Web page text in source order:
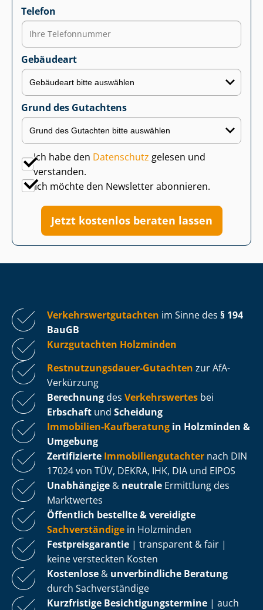
Telefon
Gebäudeart
Grund des Gutachtens
Ich habe den Datenschutz gelesen und
verstanden.
Ich möchte den Newsletter abonnieren.
Jetzt kostenlos beraten lassen
Ver­kehrs­wert­gut­ach­ten im Sinne des § 194
BauGB
Kurzgutachten Holzminden
Rest­nut­zungs­dau­er-Gutachten zur AfA-
Verkürzung
Berechnung des Verkehrswertes bei
Erbschaft und Scheidung
Immobilien-Kaufberatung in Holzminden &
Umgebung
Zertifizierte Im­mo­bi­li­en­gut­ach­ter nach DIN
17024 von TÜV, DEKRA, IHK, DIA und EIPOS
Unabhängige & neutrale Ermittlung des
Marktwertes
Öffentlich bestellte & vereidigte
Sachverständige in Holzminden
Fest­preis­ga­ran­tie | transparent & fair |
keine versteckten Kosten
Kostenlose & unverbindliche Beratung
durch Sachverständige
Kurzfristige Be­sich­ti­gungs­ter­mi­ne | auch